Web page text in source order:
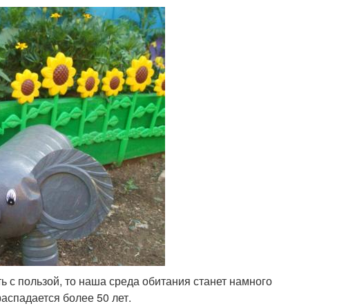
пользой, то наша среда обитания станет намного
более 50 лет.